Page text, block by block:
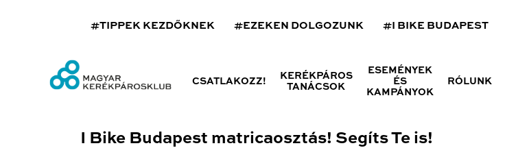
#TIPPEK KEZDŐKNEK #EZEKEN DOLGOZUNK #I BIKE BUDAPEST
CSATLAKOZZ!
KERÉKPÁROS
TANÁCSOK
ESEMÉNYEK
ÉS
KAMPÁNYOK
RÓLUNK
I Bike Budapest matricaosztás! Segíts Te is!